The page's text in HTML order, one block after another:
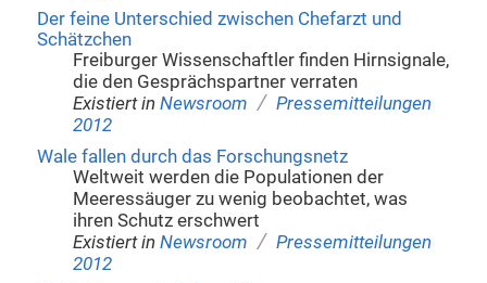
Der feine Unterschied zwischen Chefarzt und
Schätzchen
Freiburger Wissenschaftler finden Hirnsignale,
die den Gesprächspartner verraten
Existiert in Newsroom / Pressemitteilungen
2012
Wale fallen durch das Forschungsnetz
Weltweit werden die Populationen der
Meeressäuger zu wenig beobachtet, was
ihren Schutz erschwert
Existiert in Newsroom / Pressemitteilungen
2012